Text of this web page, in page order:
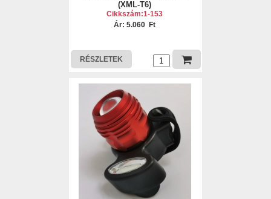
(XML-T6)
Cikkszám:1-153
Ár: 5.060 Ft
RÉSZLETEK